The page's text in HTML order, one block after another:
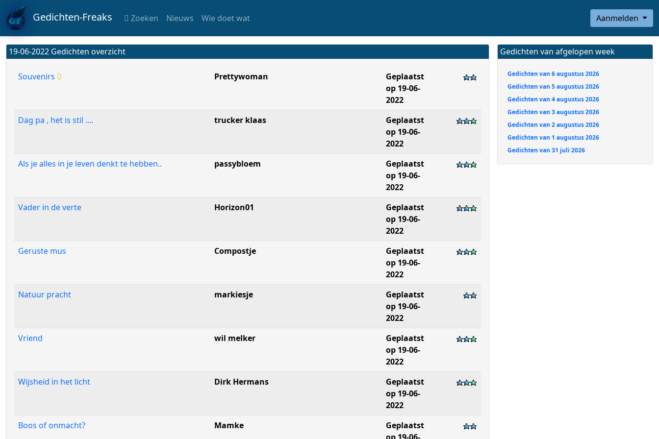
Gedichten-Freaks Zoeken Nieuws Wie doet wat Aanmelden
19-06-2022 Gedichten overzicht
Souvenirs Prettywoman
Geplaatst
op 19-06-
2022
Dag pa , het is stil ....
trucker klaas
Geplaatst
op 19-06-
2022
Als je alles in je leven denkt te hebben..
passybloem
Geplaatst
op 19-06-
2022
Vader in de verte
Horizon01
Geplaatst
op 19-06-
2022
Geruste mus
Compostje
Geplaatst
op 19-06-
2022
Natuur pracht
markiesje
Geplaatst
op 19-06-
2022
Vriend
wil melker
Geplaatst
op 19-06-
2022
Wijsheid in het licht
Dirk Hermans
Geplaatst
op 19-06-
2022
Boos of onmacht?
Mamke
Geplaatst
Gedichten van afgelopen week
Gedichten van 6 augustus 2026
Gedichten van 5 augustus 2026
Gedichten van 4 augustus 2026
Gedichten van 3 augustus 2026
Gedichten van 2 augustus 2026
Gedichten van 1 augustus 2026
Gedichten van 31 juli 2026